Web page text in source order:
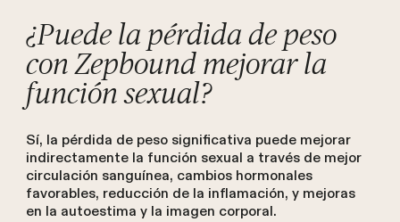
¿Puede la pérdida de peso
con Zepbound mejorar la
función sexual?
Sí, la pérdida de peso significativa puede mejorar
indirectamente la función sexual a través de mejor
circulación sanguínea, cambios hormonales
favorables, reducción de la inflamación, y mejoras
en la autoestima y la imagen corporal.